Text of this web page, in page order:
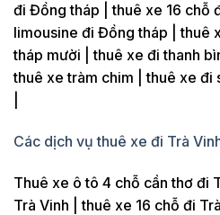
đi Đồng tháp | thuê xe 16 chỗ
limousine đi Đồng tháp | thuê
tháp mười | thuê xe đi thanh
thuê xe tràm chim | thuê xe đi
Các dịch vụ thuê xe đi Trà
Thuê xe ô tô 4 chỗ cần thơ đi
Trà Vinh | thuê xe 16 chỗ đi